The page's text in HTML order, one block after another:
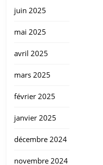
juin 2025
mai 2025
avril 2025
mars 2025
février 2025
janvier 2025
décembre 2024
novembre 2024